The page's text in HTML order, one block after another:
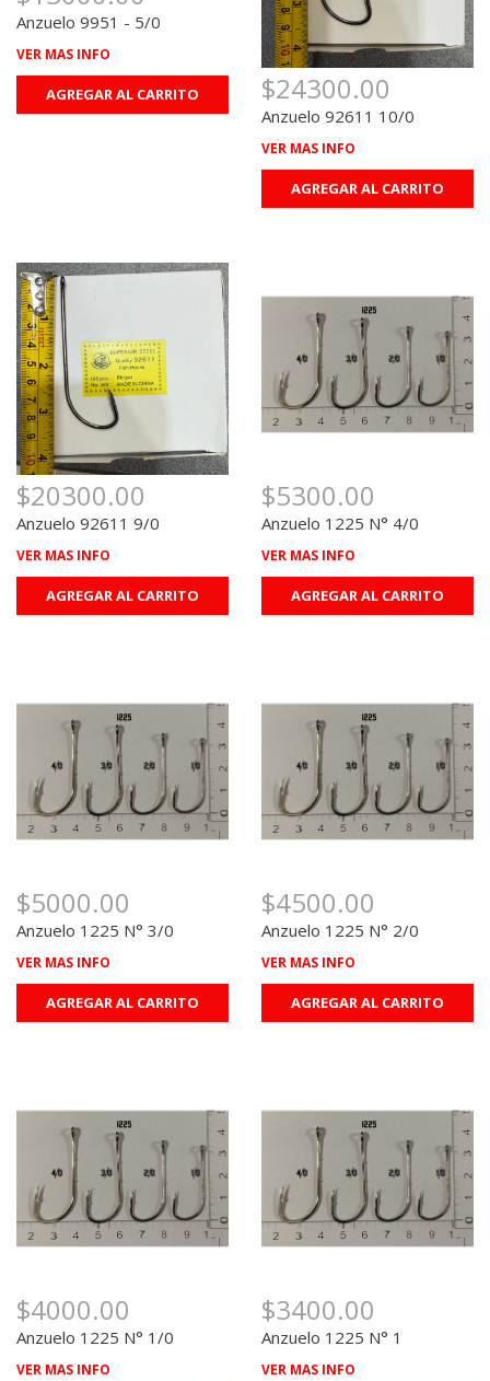
Anzuelo 9951 - 5/0
VER MAS INFO
AGREGAR AL CARRITO $24300.00
Anzuelo 92611 10/0
VER MAS INFO
AGREGAR AL CARRITO
$20300.00
Anzuelo 92611 9/0
VER MAS INFO
AGREGAR AL CARRITO
$5300.00
Anzuelo 1225 N° 4/0
VER MAS INFO
AGREGAR AL CARRITO
$5000.00
Anzuelo 1225 N° 3/0
VER MAS INFO
AGREGAR AL CARRITO
$4500.00
Anzuelo 1225 N° 2/0
VER MAS INFO
AGREGAR AL CARRITO
$4000.00
Anzuelo 1225 N° 1/0
VER MAS INFO
$3400.00
Anzuelo 1225 N° 1
VER MAS INFO